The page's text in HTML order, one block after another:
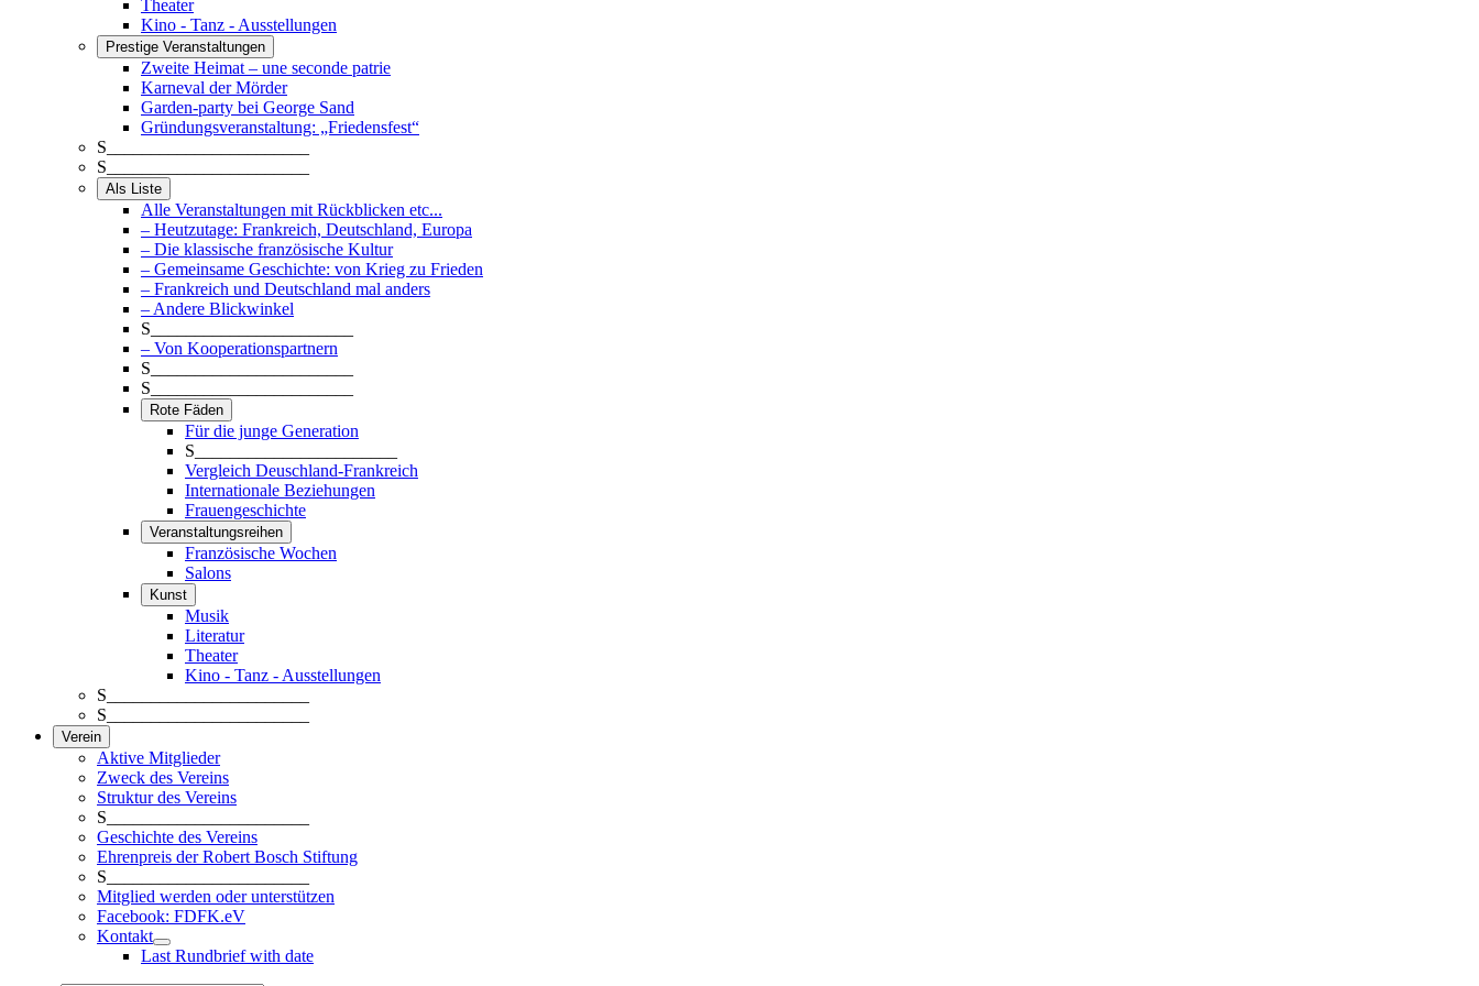
Theater
Kino - Tanz - Ausstellungen
Prestige Veranstaltungen
Zweite Heimat – une seconde patrie
Karneval der Mörder
Garden-party bei George Sand
Gründungsveranstaltung: „Friedensfest“
S_______________________
S_______________________
Als Liste
Alle Veranstaltungen mit Rückblicken etc...
– Heutzutage: Frankreich, Deutschland, Europa
– Die klassische französische Kultur
– Gemeinsame Geschichte: von Krieg zu Frieden
– Frankreich und Deutschland mal anders
– Andere Blickwinkel
S_______________________
– Von Kooperationspartnern
S_______________________
S_______________________
Rote Fäden
Für die junge Generation
S_______________________
Vergleich Deuschland-Frankreich
Internationale Beziehungen
Frauengeschichte
Veranstaltungsreihen
Französische Wochen
Salons
Kunst
Musik
Literatur
Theater
Kino - Tanz - Ausstellungen
S_______________________
S_______________________
Verein
Aktive Mitglieder
Zweck des Vereins
Struktur des Vereins
S_______________________
Geschichte des Vereins
Ehrenpreis der Robert Bosch Stiftung
S_______________________
Mitglied werden oder unterstützen
Facebook: FDFK.eV
Kontakt
Last Rundbrief with date